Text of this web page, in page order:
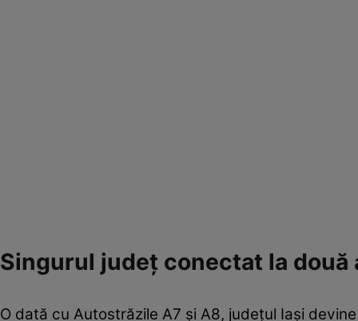
Singurul județ conectat la două
O dată cu Autostrăzile A7 și A8, județul Iași